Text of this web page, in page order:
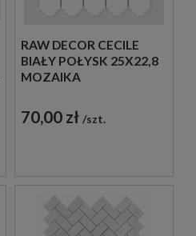
RAW DECOR CECILE
BIAŁY POŁYSK 25X22,8
MOZAIKA
70,00 zł szt.